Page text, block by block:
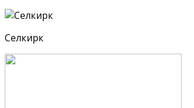
Селкирк